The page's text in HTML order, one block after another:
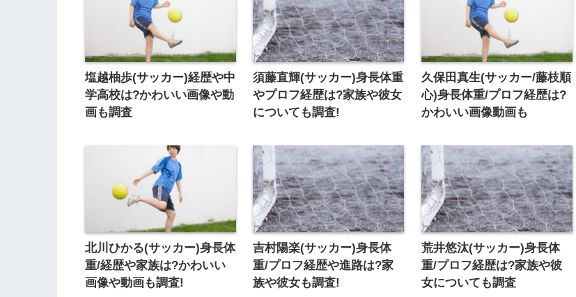
塩越柚歩(サッカー)経歴や中
学高校は?かわいい画像や動
画も調査
須藤直輝(サッカー)身長体重
やプロフ経歴は?家族や彼女
についても調査!
久保田真生(サッカー/藤枝順
心)身長体重/プロフ経歴は?
かわいい画像動画も
北川ひかる(サッカー)身長体
重/経歴や家族は?かわいい
画像や動画も調査!
吉村陽楽(サッカー)身長体
重/プロフ経歴や進路は?家
族や彼女も調査!
荒井悠汰(サッカー)身長体
重/プロフ経歴は?家族や彼
女についても調査